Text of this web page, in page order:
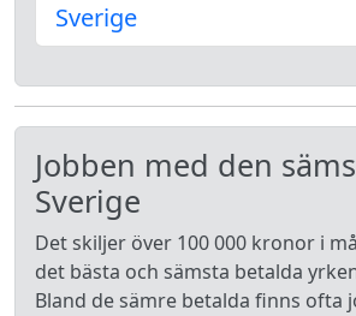
Sverige
Jobben med den
Sverige
Det skiljer över 100 000 kronor i
det bästa och sämsta betalda
Bland de sämre betalda finns ofta